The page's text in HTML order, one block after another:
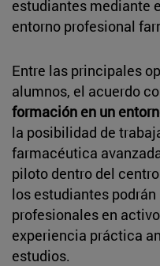
estudiantes mediante
entorno profesional
Entre las principales
alumnos, el acuerdo
formación en un
la posibilidad de
farmacéutica
piloto dentro del
los estudiantes
profesionales en
experiencia práctica
estudios.